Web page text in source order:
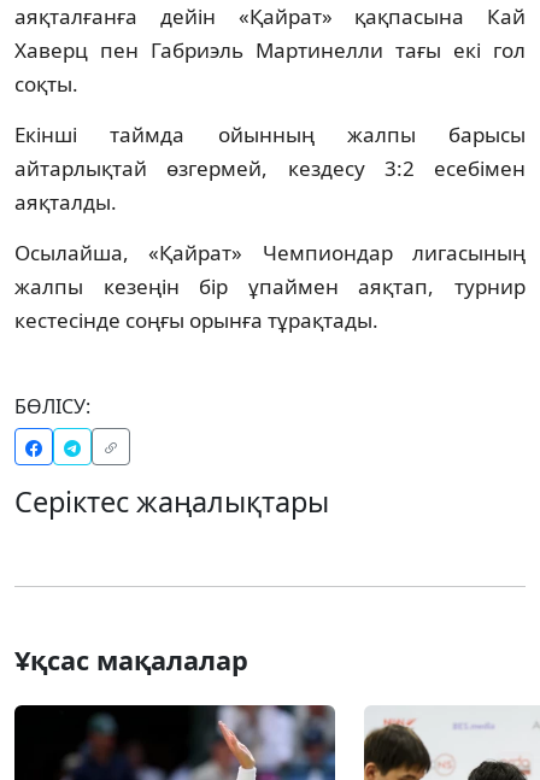
аяқталғанға дейін «Қайрат» қақпасына Кай
Хаверц пен Габриэль Мартинелли тағы екі гол
соқты.
Екінші таймда ойынның жалпы барысы
айтарлықтай өзгермей, кездесу 3:2 есебімен
аяқталды.
Осылайша, «Қайрат» Чемпиондар лигасының
жалпы кезеңін бір ұпаймен аяқтап, турнир
кестесінде соңғы орынға тұрақтады.
БӨЛІСУ:
Серіктес жаңалықтары
Ұқсас мақалалар